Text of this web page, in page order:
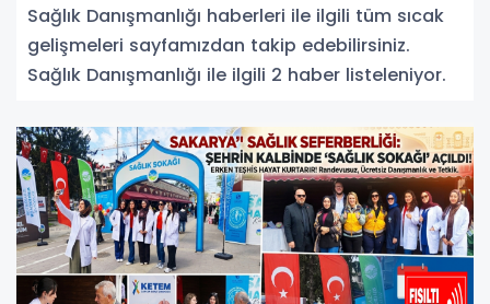
Sağlık Danışmanlığı haberleri ile ilgili tüm sıcak
gelişmeleri sayfamızdan takip edebilirsiniz.
Sağlık Danışmanlığı ile ilgili 2 haber listeleniyor.